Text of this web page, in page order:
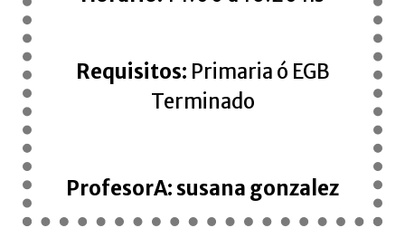
Requisitos: Primaria ó EGB
Terminado
ProfesorA: susana gonzalez